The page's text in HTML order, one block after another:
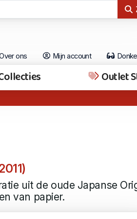
ons Mijn account
Outlet
uit de oude Japanse
van papier.